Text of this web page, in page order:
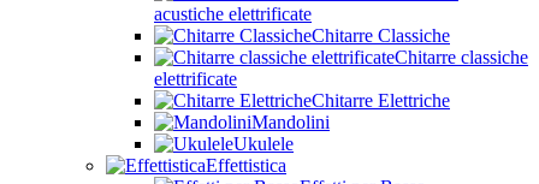
acustiche elettrificate
Chitarre Classiche
Chitarre classiche
elettrificate
Chitarre Elettriche
Mandolini
Ukulele
Effettistica